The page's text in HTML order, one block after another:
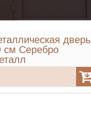
дверь
см Серебро